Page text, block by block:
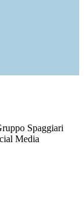
Spaggiari
Media